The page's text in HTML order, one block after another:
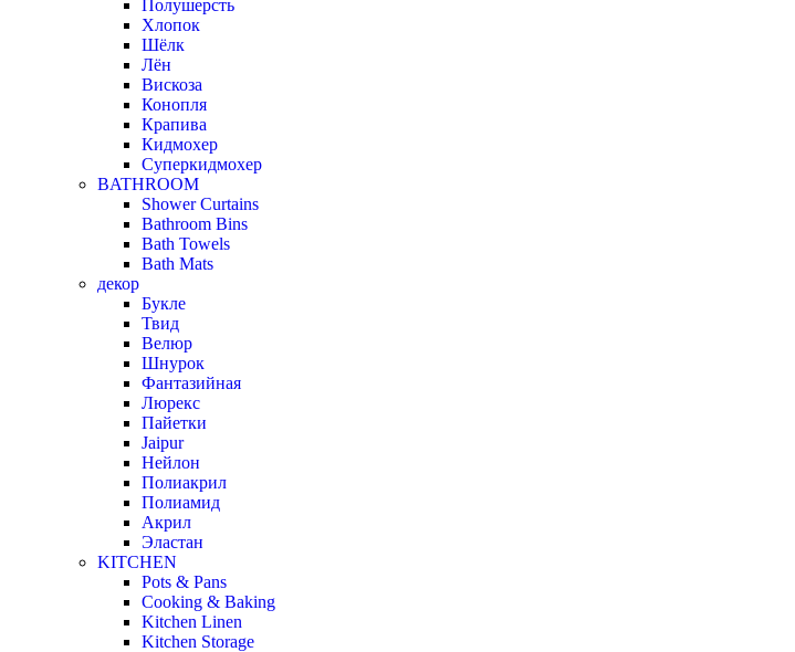
Полушерсть
Хлопок
Шёлк
Лён
Вискоза
Конопля
Крапива
Кидмохер
Суперкидмохер
BATHROOM
Shower Curtains
Bathroom Bins
Bath Towels
Bath Mats
декор
Букле
Твид
Велюр
Шнурок
Фантазийная
Люрекс
Пайетки
Jaipur
Нейлон
Полиакрил
Полиамид
Акрил
Эластан
KITCHEN
Pots & Pans
Cooking & Baking
Kitchen Linen
Kitchen Storage